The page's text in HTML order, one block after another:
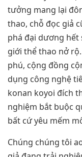
tưởng mang lại
thao, chỗ đọc giả
phá đại dương hết
giới thể thao nở
phú, cộng đồng
dụng công nghệ
konan koyoi đích
nghiệm bắt buộc
bất cứ yêu mếm
Chúng chúng tôi